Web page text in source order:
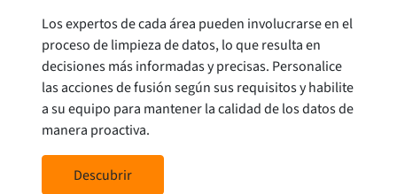
Los expertos de cada área pueden involucrarse en el
proceso de limpieza de datos, lo que resulta en
decisiones más informadas y precisas. Personalice
las acciones de fusión según sus requisitos y habilite
a su equipo para mantener la calidad de los datos de
manera proactiva.
Descubrir